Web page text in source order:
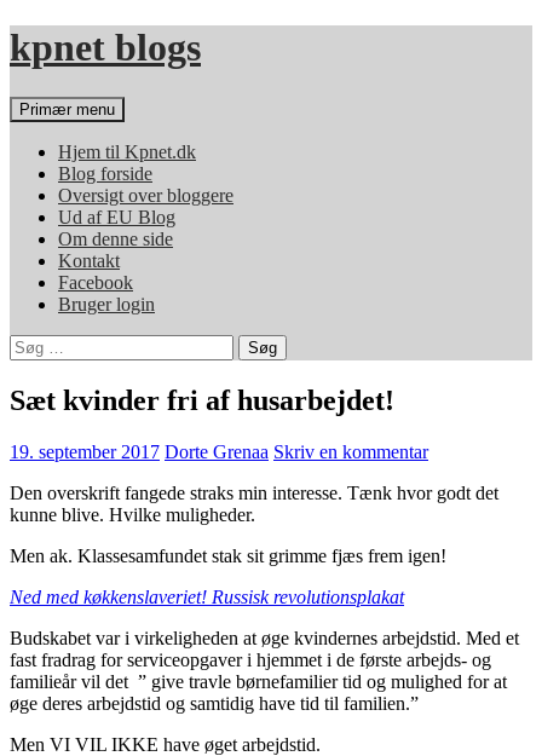
Hop
til
kpnet blogs
Søg
Primær menu
Hjem til Kpnet.dk
Blog forside
Oversigt over bloggere
Ud af EU Blog
Om denne side
Kontakt
Facebook
Bruger login
Søg
efter:
Sæt kvinder fri af husarbejdet!
19. september 2017 Dorte Grenaa Skriv en kommentar
Den overskrift fangede straks min interesse. Tænk hvor godt det
kunne blive. Hvilke muligheder.
Men ak. Klassesamfundet stak sit grimme fjæs frem igen!
Ned med køkkenslaveriet! Russisk revolutionsplakat
Budskabet var i virkeligheden at øge kvindernes arbejdstid. Med et
fast fradrag for serviceopgaver i hjemmet i de første arbejds- og
familieår vil det ” give travle børnefamilier tid og mulighed for at
øge deres arbejdstid og samtidig have tid til familien.”
Men VI VIL IKKE have øget arbejdstid.